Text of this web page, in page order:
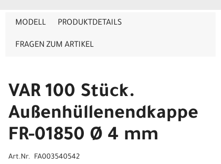
MODELL PRODUKTDETAILS
FRAGEN ZUM ARTIKEL
VAR 100 Stück.
Außenhüllenendkappe
FR-01850 Ø 4 mm
Art.Nr. FA003540542